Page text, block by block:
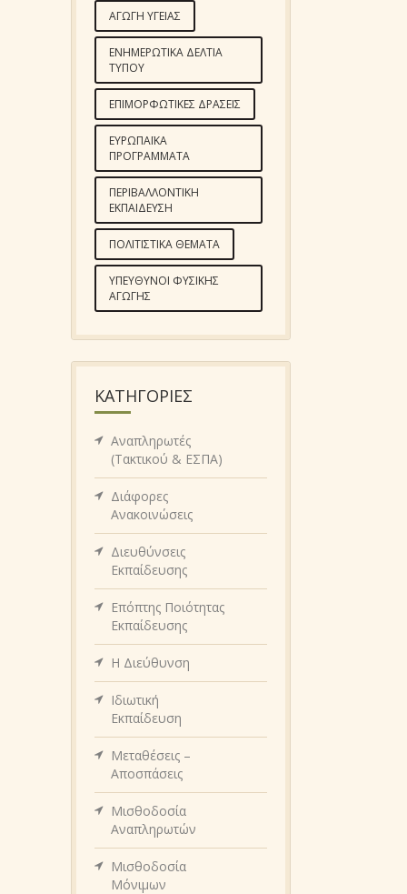
ΑΓΩΓΉ ΥΓΕΊΑΣ
ΕΝΗΜΕΡΩΤΙΚΆ ΔΕΛΤΊΑ
ΤΎΠΟΥ
ΕΠΙΜΟΡΦΩΤΙΚΈΣ ΔΡΆΣΕΙΣ
ΕΥΡΩΠΑΪΚΆ
ΠΡΟΓΡΆΜΜΑΤΑ
ΠΕΡΙΒΑΛΛΟΝΤΙΚΉ
ΕΚΠΑΊΔΕΥΣΗ
ΠΟΛΙΤΙΣΤΙΚΆ ΘΈΜΑΤΑ
ΥΠΕΎΘΥΝΟΙ ΦΥΣΙΚΉΣ
ΑΓΩΓΉΣ
KΑΤΗΓΟΡΊΕΣ
Αναπληρωτές
(Τακτικού & ΕΣΠΑ)
Διάφορες
Ανακοινώσεις
Διευθύνσεις
Εκπαίδευσης
Επόπτης Ποιότητας
Εκπαίδευσης
Η Διεύθυνση
Ιδιωτική
Εκπαίδευση
Μεταθέσεις –
Αποσπάσεις
Μισθοδοσία
Αναπληρωτών
Μισθοδοσία
Μόνιμων